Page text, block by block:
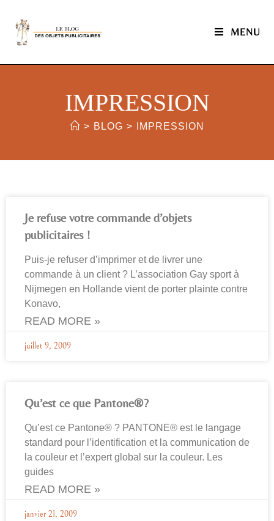
MENU
IMPRESSION
> BLOG > IMPRESSION
Je refuse votre commande d’objets
publicitaires !
Puis-je refuser d’imprimer et de livrer une
commande à un client ? L’association Gay sport à
Nijmegen en Hollande vient de porter plainte contre
Konavo,
READ MORE »
juillet 9, 2009
Qu’est ce que Pantone®?
Qu’est ce Pantone® ? PANTONE® est le langage
standard pour l’identification et la communication de
la couleur et l’expert global sur la couleur. Les
guides
READ MORE »
janvier 21, 2009